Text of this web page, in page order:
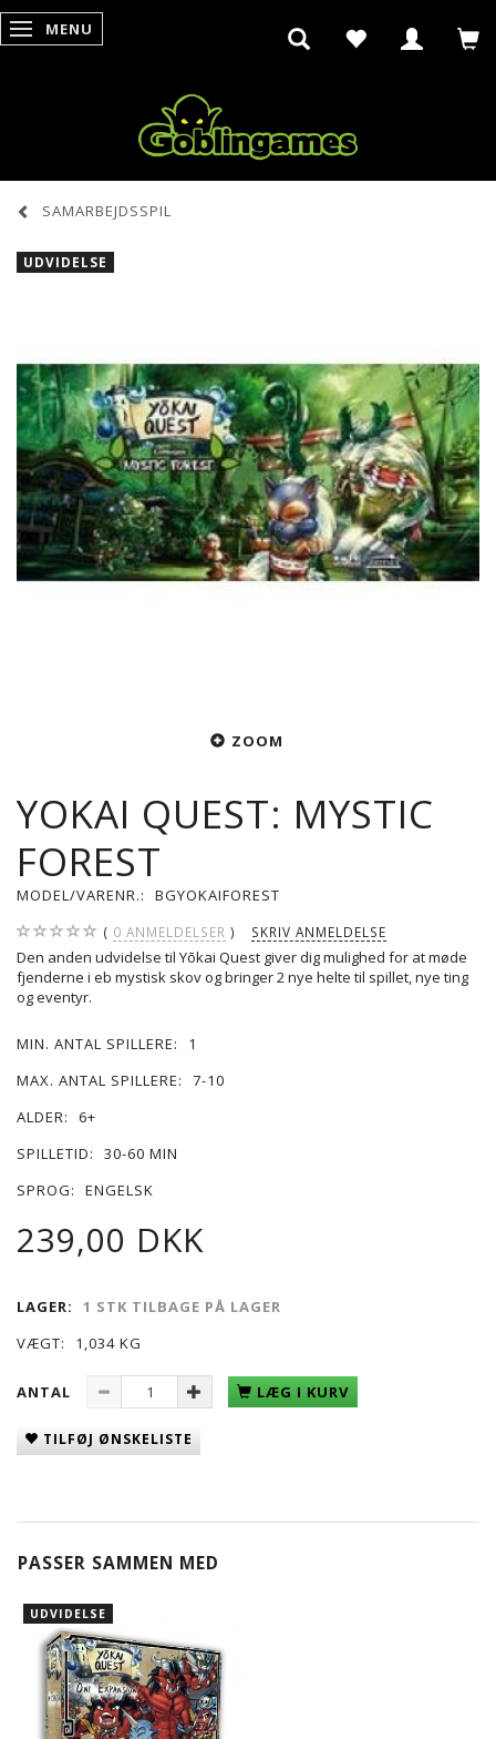
SKIFTE NAVIGATION
MENU
SAMARBEJDSSPIL
UDVIDELSE
ZOOM
YOKAI QUEST: MYSTIC
FOREST
MODEL/VARENR.: BGYOKAIFOREST
0 ANMELDELSER SKRIV ANMELDELSE
Den anden udvidelse til Yōkai Quest giver dig mulighed for at møde
fjenderne i eb mystisk skov og bringer 2 nye helte til spillet, nye ting
og eventyr.
MIN. ANTAL SPILLERE:
1
MAX. ANTAL SPILLERE:
7-10
ALDER:
6+
SPILLETID:
30-60 MIN
SPROG:
ENGELSK
239,00 DKK
LAGER:
1 STK TILBAGE PÅ LAGER
VÆGT:
1,034 KG
ANTAL LÆG I KURV
TILFØJ ØNSKELISTE
PASSER SAMMEN MED
UDVIDELSE